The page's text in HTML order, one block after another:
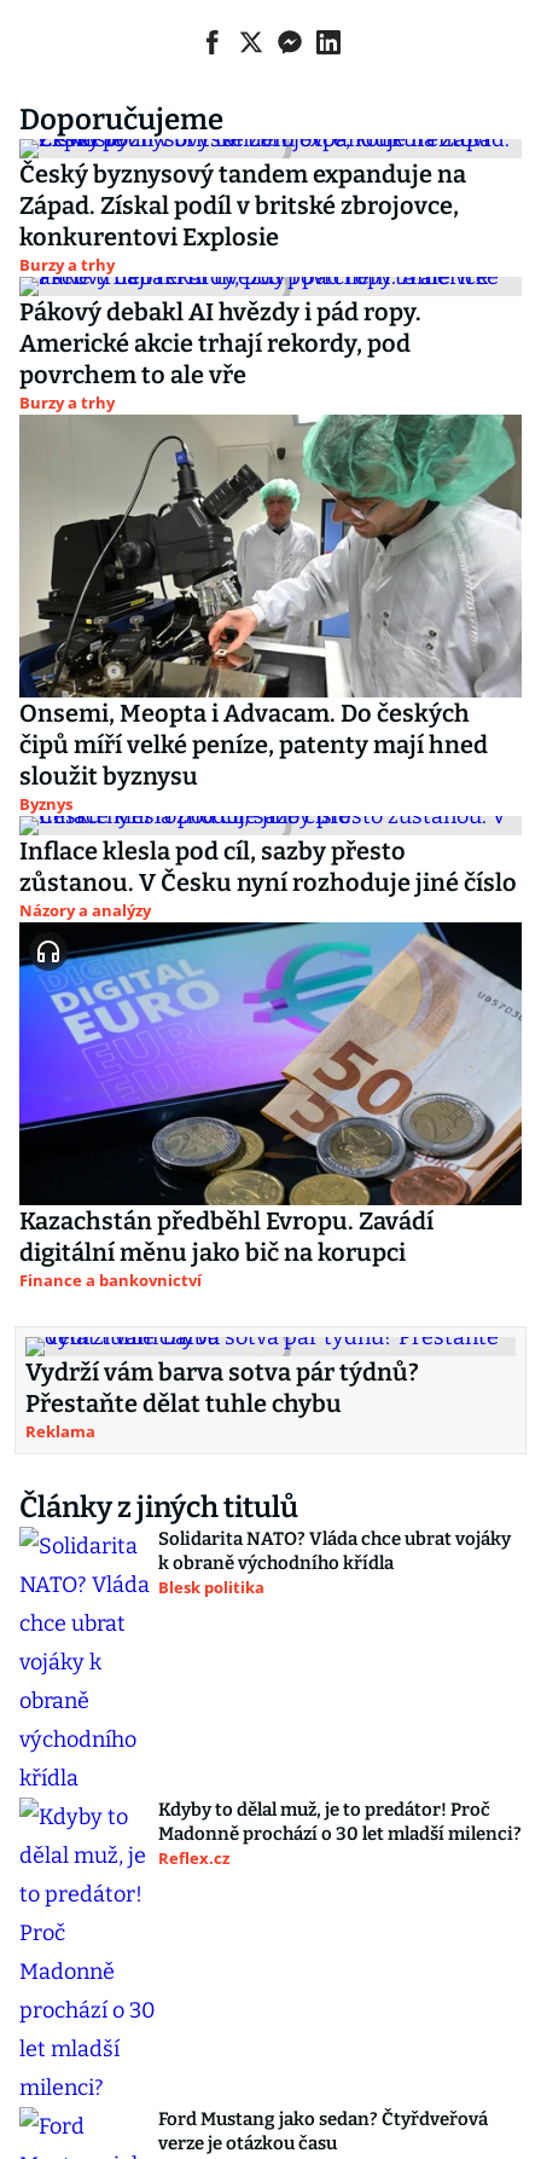
Doporučujeme
Český byznysový tandem expanduje na
Západ. Získal podíl v britské zbrojovce,
konkurentovi Explosie
Burzy a trhy
Pákový debakl AI hvězdy i pád ropy.
Americké akcie trhají rekordy, pod
povrchem to ale vře
Burzy a trhy
Onsemi, Meopta i Advacam. Do českých
čipů míří velké peníze, patenty mají hned
sloužit byznysu
Byznys
Inflace klesla pod cíl, sazby přesto
zůstanou. V Česku nyní rozhoduje jiné číslo
Názory a analýzy
Kazachstán předběhl Evropu. Zavádí
digitální měnu jako bič na korupci
Finance a bankovnictví
Vydrží vám barva sotva pár týdnů?
Přestaňte dělat tuhle chybu
Reklama
Články z jiných titulů
Solidarita NATO? Vláda chce ubrat vojáky
k obraně východního křídla
Blesk politika
Kdyby to dělal muž, je to predátor! Proč
Madonně prochází o 30 let mladší milenci?
Reflex.cz
Ford Mustang jako sedan? Čtyřdveřová
verze je otázkou času